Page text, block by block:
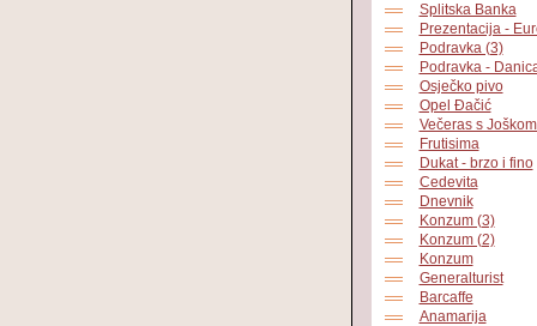
Splitska Banka
Prezentacija -
Podravka (3)
Podravka -
Osječko pivo
Opel Đačić
Večeras s
Frutisima
Dukat - brzo i fino
Cedevita
Dnevnik
Konzum (3)
Konzum (2)
Konzum
Generalturist
Barcaffe
Anamarija